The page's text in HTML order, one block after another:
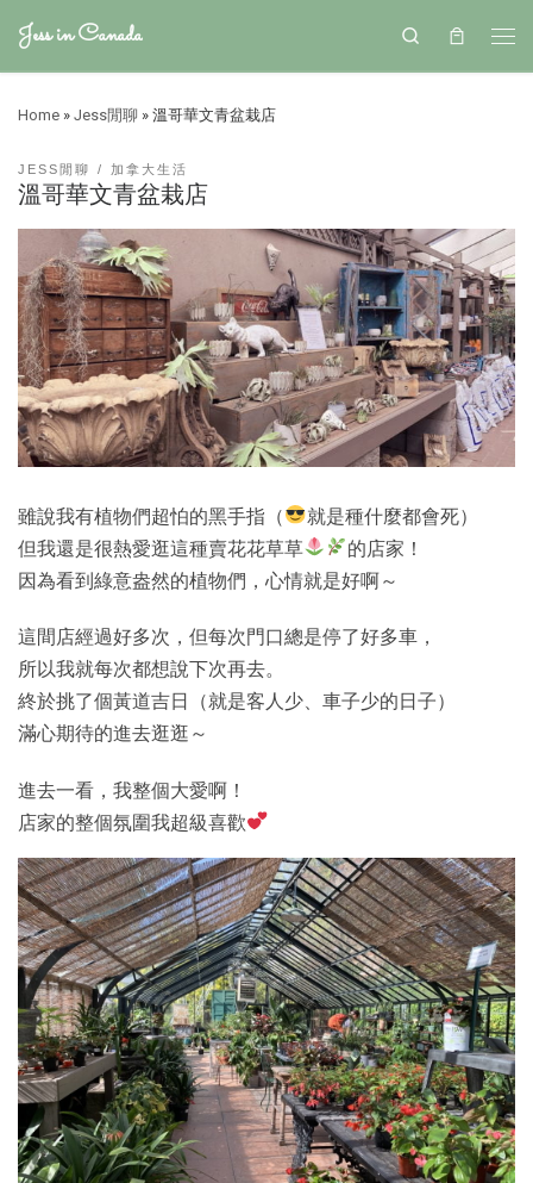
Jess in Canada Search
Home » Jess閒聊 » 溫哥華文青盆栽店
JESS閒聊 加拿大生活
溫哥華文青盆栽店
雖說我有植物們超怕的黑手指（
就是種什麼都會死）
但我還是很熱愛逛這種賣花花草草
的店家！
因為看到綠意盎然的植物們，心情就是好啊～
這間店經過好多次，但每次門口總是停了好多車，
所以我就每次都想說下次再去。
終於挑了個黃道吉日（就是客人少、車子少的日子）
滿心期待的進去逛逛～
進去一看，我整個大愛啊！
店家的整個氛圍我超級喜歡